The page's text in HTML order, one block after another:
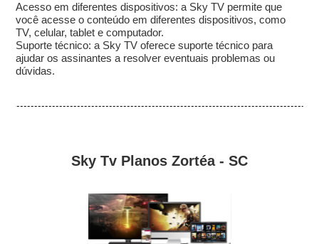
Acesso em diferentes dispositivos: a Sky TV permite que
você acesse o conteúdo em diferentes dispositivos, como
TV, celular, tablet e computador.
Suporte técnico: a Sky TV oferece suporte técnico para
ajudar os assinantes a resolver eventuais problemas ou
dúvidas.
Sky Tv Planos Zortéa - SC